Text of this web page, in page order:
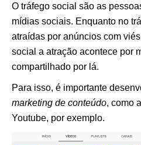
O tráfego social são as
mídias sociais. Enquanto no
atraídas por anúncios com
social a atração acontece por
compartilhado por lá.
Para isso, é importante
marketing de conteúdo, como a
Youtube, por exemplo.